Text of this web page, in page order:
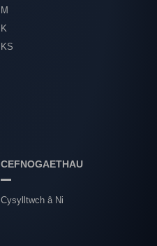
M
K
KS
CEFNOGAETHAU
Cysylltwch â Ni